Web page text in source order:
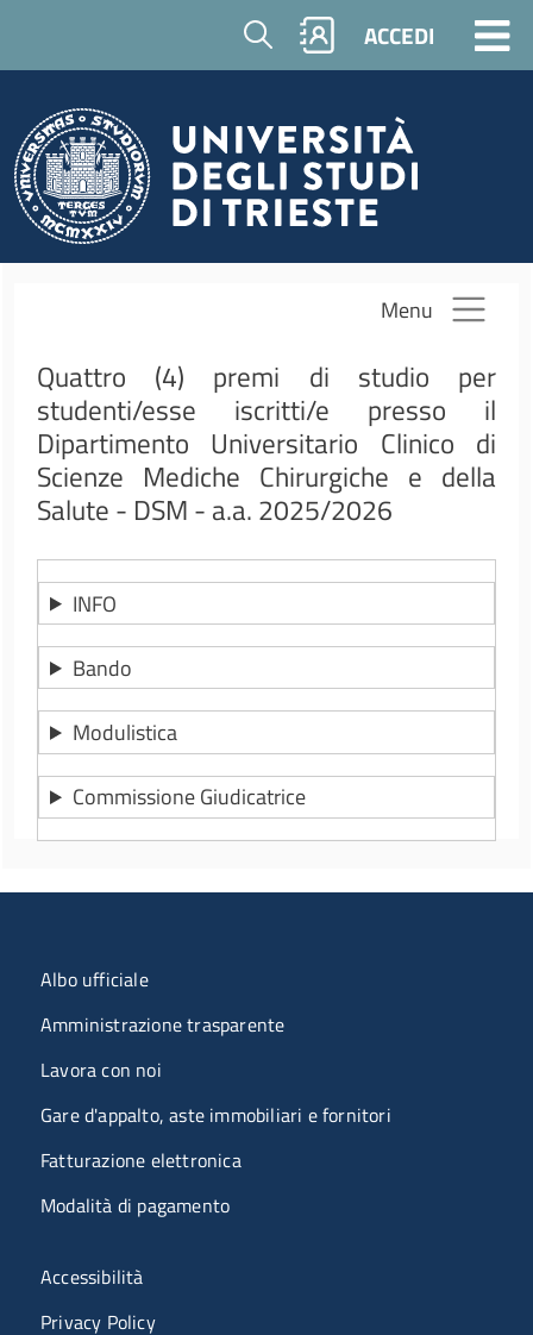
Salta al contenuto principale
Cerca ACCEDI
Menu
Quattro (4) premi di studio per
studenti/esse iscritti/e presso il
Dipartimento Universitario Clinico di
Scienze Mediche Chirurgiche e della
Salute - DSM - a.a. 2025/2026
INFO
Bando
Modulistica
Commissione Giudicatrice
Menu organizzazione
Albo ufficiale
Amministrazione trasparente
Lavora con noi
Gare d'appalto, aste immobiliari e fornitori
Fatturazione elettronica
Modalità di pagamento
Menù riferimenti
Accessibilità
Privacy Policy